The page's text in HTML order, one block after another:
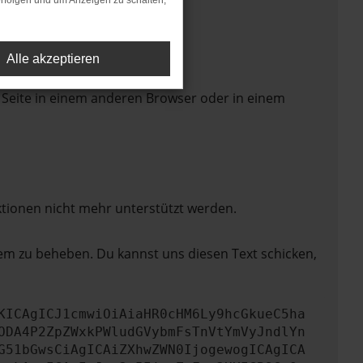
in einem anderen Browser oder in einem
nicht mehr unterstützt werden.
zu beheben. Du kannst uns diesen Text schicken,
Alle akzeptieren